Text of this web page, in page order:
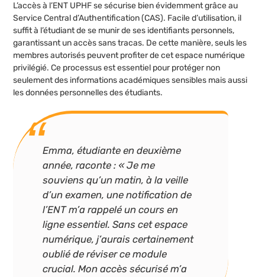
L’accès à l’ENT UPHF se sécurise bien évidemment grâce au
Service Central d’Authentification (CAS). Facile d’utilisation, il
suffit à l’étudiant de se munir de ses identifiants personnels,
garantissant un accès sans tracas. De cette manière, seuls les
membres autorisés peuvent profiter de cet espace numérique
privilégié. Ce processus est essentiel pour protéger non
seulement des informations académiques sensibles mais aussi
les données personnelles des étudiants.
Emma, étudiante en deuxième
année, raconte : « Je me
souviens qu’un matin, à la veille
d’un examen, une notification de
l’ENT m’a rappelé un cours en
ligne essentiel. Sans cet espace
numérique, j’aurais certainement
oublié de réviser ce module
crucial. Mon accès sécurisé m’a